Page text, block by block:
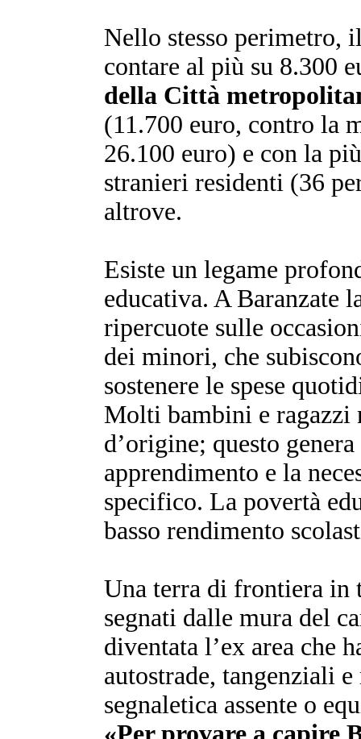
Nello stesso perimetro,
contare al più su 8.300
della Città
(11.700 euro, contro la
26.100 euro) e con la
stranieri residenti (36
altrove.
Esiste un legame
educativa. A Baranzate
ripercuote sulle
dei minori, che
sostenere le spese
Molti bambini e ragazzi
d’origine; questo
apprendimento e la
specifico. La povertà
basso rendimento
Una terra di frontiera in
segnati dalle mura del
diventata l’ex area che
autostrade, tangenziali
segnaletica assente o